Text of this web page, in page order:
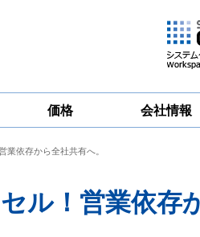
Google
価格 会社情報
業依存から全社共有へ。
ル！営業依存